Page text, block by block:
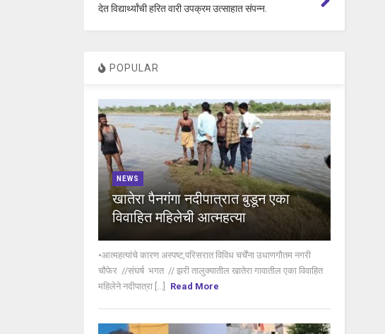
देत विद्यार्थ्यांची हरित वारी उपक्रम उत्साहात संपन्न.
POPULAR
NEWS
खातेरा पैनगंगा नदीपात्रात बुडून एका
विवाहित महिलेची आत्महत्या
•आत्महत्यांचे कारण अस्पष्ट,परिसरात विविध चर्चेंना उधाणगौतम नगरी
चौफेर //संघर्ष भगत // झरी तालुक्यातील खातेरा गावातील एका विवाहित
महिलेने नदीपात्रा [...]
Read More